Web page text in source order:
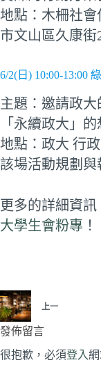
地點：木柵社
市文山區久康街
6/2(日) 10:00-13:00
主題：邀請政
「永續政大」的
地點：政大 行
該場活動規劃與
更多的詳細資
大學生會粉專 ！
上一
發佈留言
很抱歉，必須登入